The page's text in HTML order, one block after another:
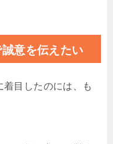
誠意を伝えたい
目したのには、も